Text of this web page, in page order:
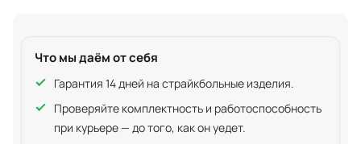
Что мы даём от себя
Гарантия 14 дней на страйкбольные изделия.
Проверяйте комплектность и работоспособность
при курьере — до того, как он уедет.